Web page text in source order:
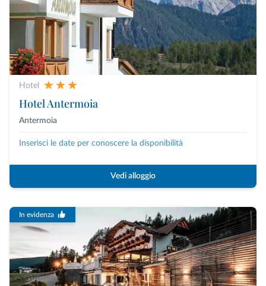
Hotel
Hotel Antermoia
Antermoia
Inserisci le date per conoscere la disponibilità
Vedi alloggio
In evidenza